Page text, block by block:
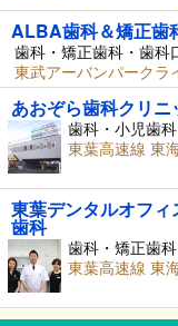
ALBA歯科＆矯正歯
歯科・矯正歯科・歯科
東武アーバンパークラ
あおぞら歯科クリ
歯科・小児歯
東葉高速線 東
東葉デンタルオフ
歯科
歯科・矯正歯
東葉高速線 東